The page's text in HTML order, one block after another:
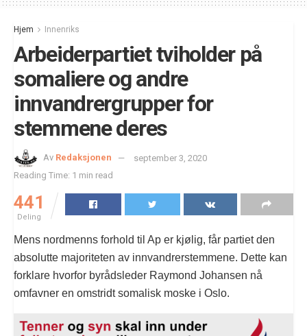
Hjem Innenriks
Arbeiderpartiet tviholder på
somaliere og andre
innvandrergrupper for
stemmene deres
Av Redaksjonen
september 3, 2020
Reading Time: 1 min read
441
Deling
Mens nordmenns forhold til Ap er kjølig, får partiet den
absolutte majoriteten av innvandrerstemmene. Dette kan
forklare hvorfor byrådsleder Raymond Johansen nå
omfavner en omstridt somalisk moske i Oslo.